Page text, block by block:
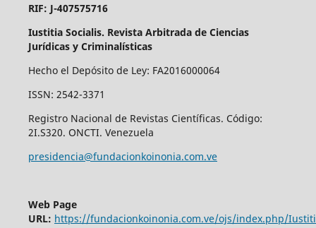
RIF: J-407575716
Iustitia Socialis. Revista Arbitrada de Ciencias
Jurídicas y Criminalísticas
Hecho el Depósito de Ley: FA2016000064
ISSN: 2542-3371
Registro Nacional de Revistas Científicas. Código:
2I.S320. ONCTI. Venezuela
presidencia@fundacionkoinonia.com.ve
Web Page
URL: https://fundacionkoinonia.com.ve/ojs/index.php/